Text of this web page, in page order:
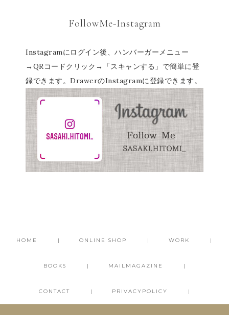
FollowMe-Instagram
Instagramにログイン後、ハンバーガーメニュー
→QRコードクリック→「スキャンする」で簡単に登
録できます。DrawerのInstagramに登録できます。
HOME ONLINE SHOP WORK
BOOKS MAILMAGAZINE
CONTACT PRIVACYPOLICY